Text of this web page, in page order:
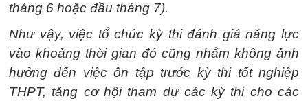
tháng 6 hoặc đầu tháng 7).
Như vậy, việc tổ chức kỳ thi đánh giá năng lực
vào khoảng thời gian đó cũng nhằm không ảnh
hưởng đến việc ôn tập trước kỳ thi tốt nghiệp
THPT, tăng cơ hội tham dự các kỳ thi cho các